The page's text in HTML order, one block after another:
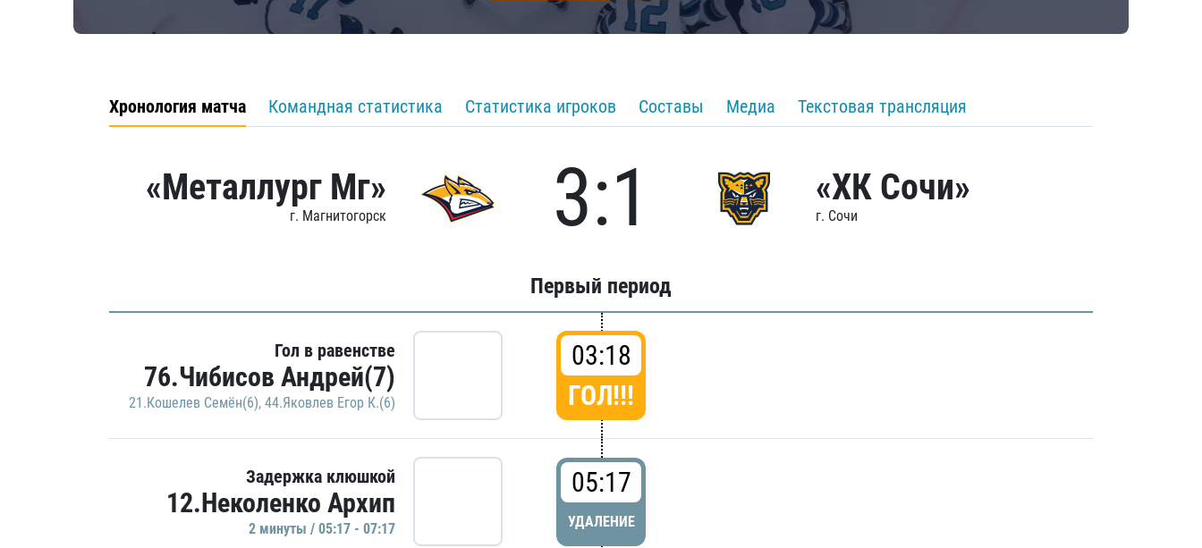
Хронология матча Командная статистика Статистика игроков Составы Медиа Текстовая трансляция
«Металлург Мг»
г. Магнитогорск 3:1 «ХК Сочи»
г. Сочи
Первый период
Гол в равенстве
76.Чибисов Андрей(7)
21.Кошелев Семён(6), 44.Яковлев Егор К.(6)
03:18
ГОЛ!!!
Задержка клюшкой
12.Неколенко Архип
2 минуты / 05:17 - 07:17
05:17
УДАЛЕНИЕ